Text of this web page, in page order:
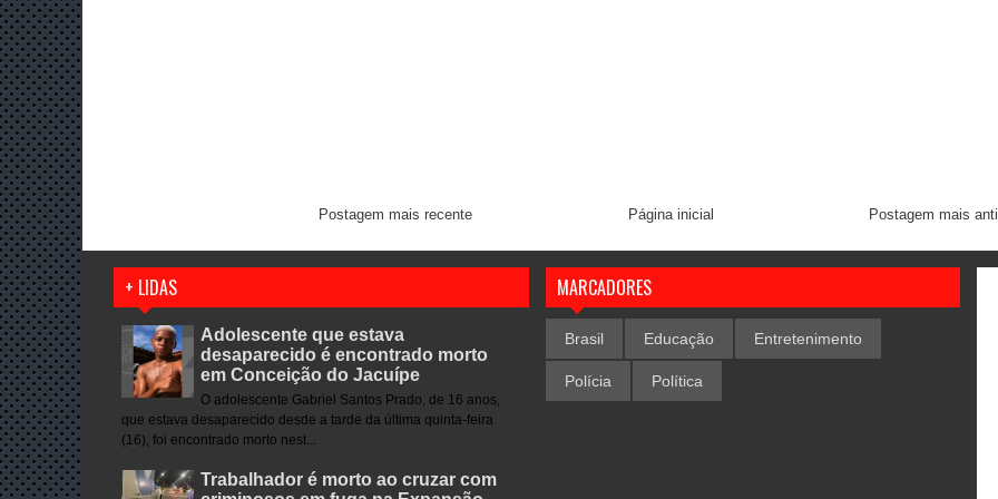
Postagem mais recente Postagem mais
Página inicial
+ LIDAS
Adolescente que estava
desaparecido é encontrado morto
em Conceição do Jacuípe
O adolescente Gabriel Santos Prado, de 16 anos,
que estava desaparecido desde a tarde da última quinta-feira
(16), foi encontrado morto nest...
Trabalhador é morto ao cruzar com
MARCADORES
Brasil Educação Entretenimento
Polícia Política